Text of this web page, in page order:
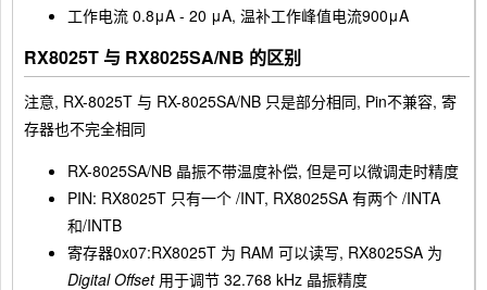
工作电流 0.8μA - 20 μA, 温补工作峰值电流900μA
RX8025T 与 RX8025SA/NB 的区别
注意, RX-8025T 与 RX-8025SA/NB 只是部分相同, Pin不兼容, 寄
存器也不完全相同
RX-8025SA/NB 晶振不带温度补偿, 但是可以微调走时精度
PIN: RX8025T 只有一个 /INT, RX8025SA 有两个 /INTA
和/INTB
寄存器0x07:RX8025T 为 RAM 可以读写, RX8025SA 为
Digital Offset用于调节 32.768 kHz 晶振精度